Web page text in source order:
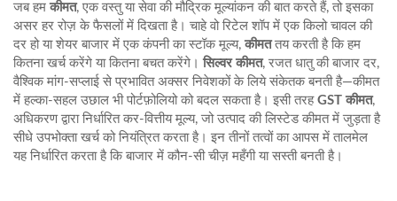
जब हम कीमत, एक वस्तु या सेवा की मौद्रिक मूल्यांकन की बात करते हैं, तो इसका
असर हर रोज़ के फैसलों में दिखता है। चाहे वो रिटेल शॉप में एक किलो चावल की
दर हो या शेयर बाजार में एक कंपनी का स्टॉक मूल्य, कीमततय करती है कि हम
कितना खर्च करेंगे या कितना बचत करेंगे। सिल्वर कीमत, रजत धातु की बाजार दर,
वैश्विक मांग‑सप्लाई से प्रभावितअक्सर निवेशकों के लिये संकेतक बनती है—कीमत
में हल्का‑सहल उछाल भी पोर्टफ़ोलियो को बदल सकता है। इसी तरह GST कीमत,
अधिकरण द्वारा निर्धारित कर‑वित्तीय मूल्य, जो उत्पाद की लिस्टेड कीमत में जुड़ता है
सीधे उपभोक्ता खर्च को नियंत्रित करता है। इन तीनों तत्वों का आपस में तालमेल
यह निर्धारित करता है कि बाजार में कौन‑सी चीज़ महँगी या सस्ती बनती है।